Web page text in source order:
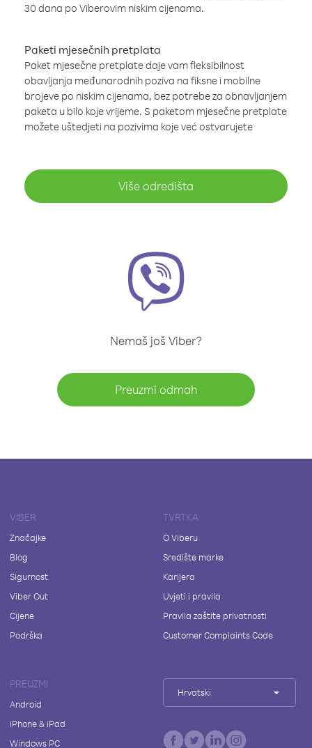
30 dana po Viberovim niskim cijenama.
Paketi mjesečnih pretplata
Paket mjesečne pretplate daje vam fleksibilnost
obavljanja međunarodnih poziva na fiksne i mobilne
brojeve po niskim cijenama, bez potrebe za obnavljanjem
paketa u bilo koje vrijeme. S paketom mjesečne pretplate
možete uštedjeti na pozivima koje već ostvarujete
Više odredišta
Nemaš još Viber?
Preuzmi odmah
VIBER
Značajke
Blog
Sigurnost
Viber Out
Cijene
Podrška
TVRTKA
O Viberu
Središte marke
Karijera
Uvjeti i pravila
Pravila zaštite privatnosti
Customer Complaints Code
PREUZMI
Android
iPhone & iPad
Windows PC
Hrvatski